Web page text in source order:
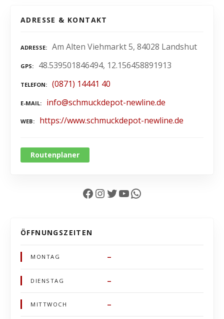
ADRESSE & KONTAKT
ADRESSE Am Alten Viehmarkt 5, 84028 Landshut
GPS 48.539501846494, 12.156458891913
TELEFON (0871) 14441 40
E-MAIL info@schmuckdepot-newline.de
WEB https://www.schmuckdepot-newline.de
Routenplaner
Facebook InstagramTwitter YouTube WhatsApp
ÖFFNUNGSZEITEN
MONTAG –
DIENSTAG –
MITTWOCH –